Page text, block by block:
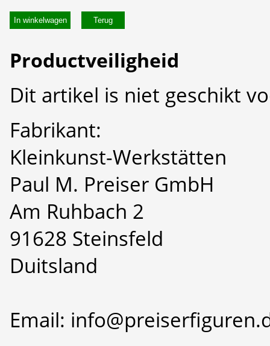
In winkelwagen
Productveiligheid
Dit artikel is niet geschikt
Fabrikant:
Kleinkunst-Werkstätten
Paul M. Preiser GmbH
Am Ruhbach 2
91628 Steinsfeld
Duitsland
Email: